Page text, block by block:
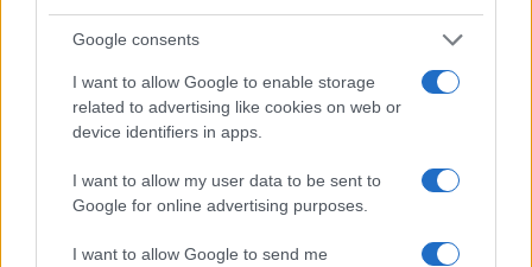
Google consents
I want to allow Google to enable storage
related to advertising like cookies on web or
device identifiers in apps.
I want to allow my user data to be sent to
Google for online advertising purposes.
I want to allow Google to send me
hišov Celju. V hišo je bilo vlomljeno v zadnjih nekaj
dneh. Storilec je ukradel gotovino, mobilni telefon in
ključe osebnega vozila.
Vir: PU Celje